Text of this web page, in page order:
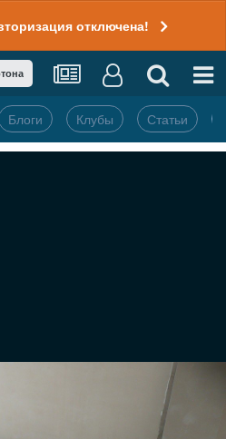
отключена!
Блоги Клубы Статьи